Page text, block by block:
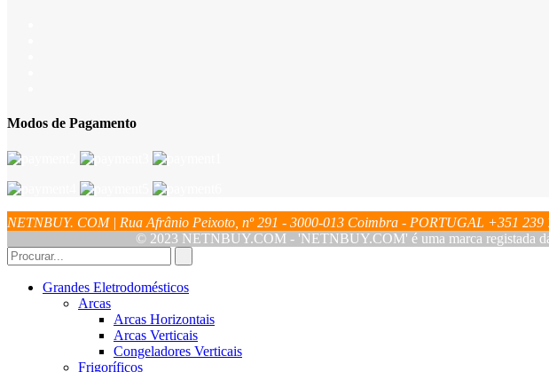
Modos de Pagamento
NETNBUY. COM | Rua Afrânio Peixoto, nº 291 - 3000-013 Coimbra - PORTUGAL +351 239
© 2023 NETNBUY.COM - 'NETNBUY.COM' é uma marca
Grandes Eletrodomésticos
Arcas
Arcas Horizontais
Arcas Verticais
Congeladores Verticais
Frigoríficos